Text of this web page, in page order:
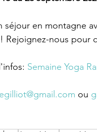
en montagne
nous pour
Semaine Yoga
ou